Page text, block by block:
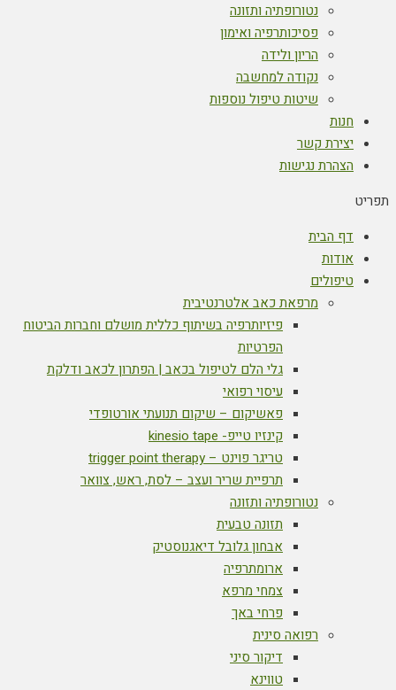
נטורופתיה ותזונה
פסיכותרפיה ואימון
הריון ולידה
נקודה למחשבה
שיטות טיפול נוספות
חנות
יצירת קשר
הצהרת נגישות
תפריט
דף הבית
אודות
טיפולים
מרפאת כאב אלטרנטיבית
פיזיותרפיה בשיתוף כללית מושלם וחברות הביטוח
הפרטיות
גלי הלם לטיפול בכאב | הפתרון לכאב ודלקת
עיסוי רפואי
פאשיקום – שיקום תנועתי אורטופדי
קינזיו טייפ- kinesio tape
טריגר פוינט – trigger point therapy
תרפיית שריר ועצב – לסת, ראש, צוואר
נטורופתיה ותזונה
תזונה טבעית
אבחון גלובל דיאגנוסטיק
ארומתרפיה
צמחי מרפא
פרחי באך
רפואה סינית
דיקור סיני
טווינא